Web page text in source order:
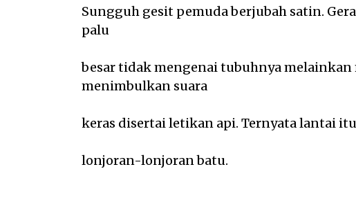
Sungguh gesit pemuda berjubah satin.
palu
besar tidak mengenai tubuhnya
menimbulkan suara
keras disertai letikan api. Ternyata lantai
lonjoran-lonjoran batu.